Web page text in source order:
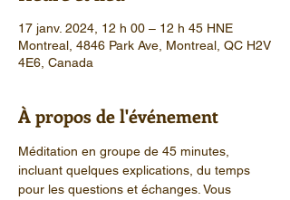
17 janv. 2024, 12 h 00 – 12 h 45 HNE
Montreal, 4846 Park Ave, Montreal, QC H2V
4E6, Canada
À propos de l'événement
Méditation en groupe de 45 minutes,
incluant quelques explications, du temps
pour les questions et échanges. Vous